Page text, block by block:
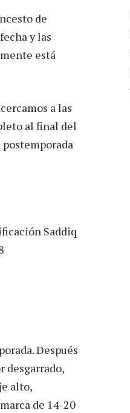
de
y las
está
a las
al final del
Saddiq
Después
desgarrado,
alto,
de 14-20